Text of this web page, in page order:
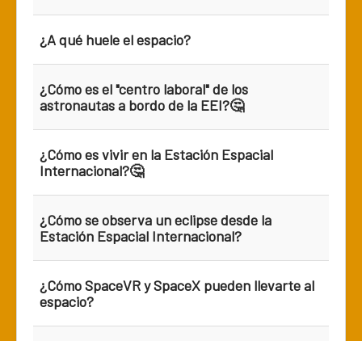
¿A qué huele el espacio?
¿Cómo es el "centro laboral" de los
astronautas a bordo de la EEI?🤔
¿Cómo es vivir en la Estación Espacial
Internacional?🤔
¿Cómo se observa un eclipse desde la
Estación Espacial Internacional?
¿Cómo SpaceVR y SpaceX pueden llevarte al
espacio?